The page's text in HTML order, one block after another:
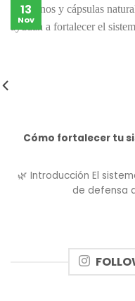
Cómo fortalecer tu
🌿 Introducción El
de defensa
13
Nov